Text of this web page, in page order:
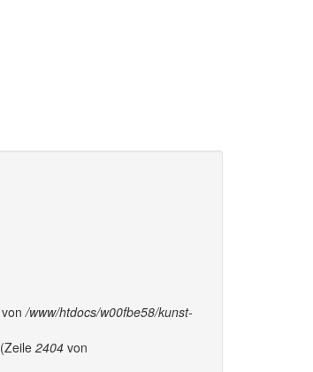
von/www/htdocs/w00fbe58/kunst-
(Zeile 2404 von